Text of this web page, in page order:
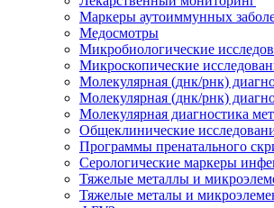
Маркеры аутоиммунных
Медосмотры
Микробиологические
Микроскопические
Молекулярная (днк/рнк)
Молекулярная (днк/рнк)
Молекулярная диагностика
Общеклинические
Программы пренатального
Серологические маркеры
Тяжелые металлы и
Тяжелые металы и